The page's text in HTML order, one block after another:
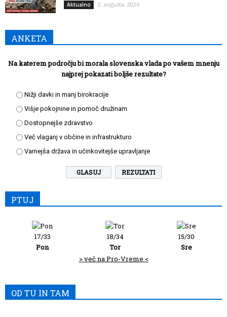
Aktualno 2. avgusta, 2026
ANKETA
Na katerem področju bi morala slovenska vlada po vašem mnenju
najprej pokazati boljše rezultate?
Nižji davki in manj birokracije
Višje pokojnine in pomoč družinam
Dostopnejše zdravstvo
Več vlaganj v občine in infrastrukturo
Varnejša država in učinkovitejše upravljanje
REZULTATI
PTUJ
17/33
Pon
18/34
Tor
15/30
Sre
> več na Pro-Vreme <
OD TU IN TAM